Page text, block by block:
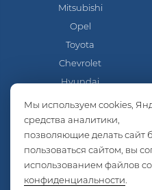
Мы используем cookies,
средства аналитики,
позволяющие делать
пользоваться сайтом, вы
использованием файлов
конфиденциальности
Mitsubishi
Opel
Toyota
Chevrolet
Hyundai
Nissan
Skoda
Volkswagen